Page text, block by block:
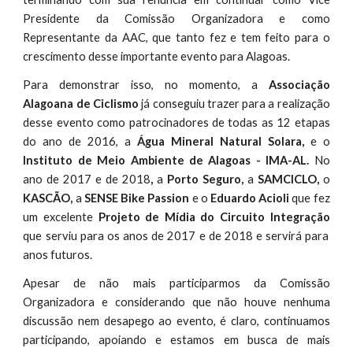
Presidente da Comissão Organizadora e como
Representante da AAC, que tanto fez e tem feito para o
crescimento desse importante evento para Alagoas.
Para demonstrar isso, no momento, a Associação
Alagoana de Ciclismo já conseguiu trazer para a realização
desse evento como patrocinadores de todas as 12 etapas
do ano de 2016, a Água Mineral Natural Solara,e o
Instituto de Meio Ambiente de Alagoas - IMA-AL. No
ano de 2017 e de 2018, a Porto Seguro, a SAMCICLO, o
KASCÃO, a SENSE Bike Passion e o Eduardo Acioli que fez
um excelente Projeto de Mídia do Circuito Integração
que serviu para os anos de 2017 e de 2018 e servirá para
anos futuros.
Apesar de não mais participarmos da Comissão
Organizadora e considerando que não houve nenhuma
discussão nem desapego ao evento, é claro, continuamos
participando, apoiando e estamos em busca de mais